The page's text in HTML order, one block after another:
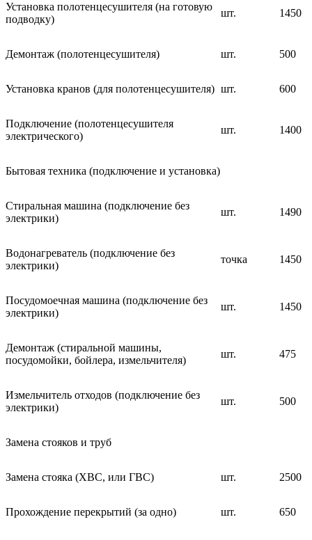
Установка полотенцесушителя (на готовую
подводку)
шт. 1450
Демонтаж (полотенцесушителя) шт. 500
Установка кранов (для полотенцесушителя) шт. 600
Подключение (полотенцесушителя
электрического)
шт. 1400
Бытовая техника (подключение и установка)
Стиральная машина (подключение без
электрики)
шт. 1490
Водонагреватель (подключение без
электрики)
точка 1450
Посудомоечная машина (подключение без
электрики)
шт. 1450
Демонтаж (стиральной машины,
посудомойки, бойлера, измельчителя)
шт. 475
Измельчитель отходов (подключение без
электрики)
шт. 500
Замена стояков и труб
Замена стояка (ХВС, или ГВС) шт. 2500
Прохождение перекрытий (за одно) шт. 650